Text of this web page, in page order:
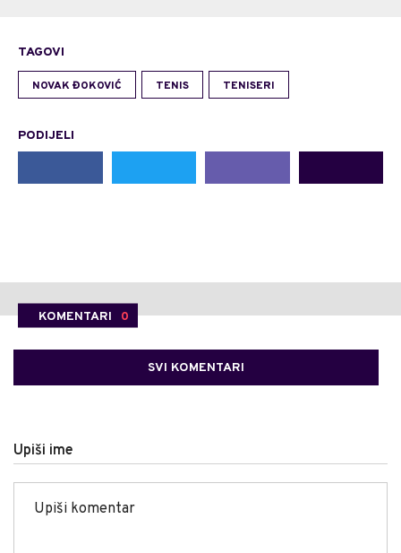
TAGOVI
NOVAK ĐOKOVIĆ TENIS TENISERI
PODIJELI
KOMENTARI 0
SVI KOMENTARI
Upiši ime